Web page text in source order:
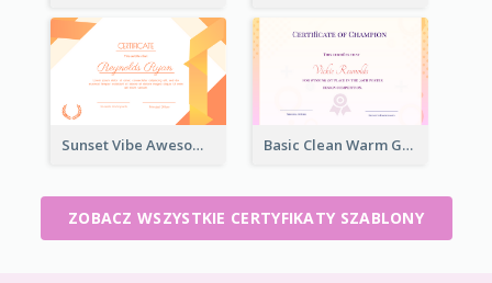
Sunset Vibe Awesome Graphic Certificate Design Basic Clean Warm Gradient Design Certificate Of Winner
ZOBACZ WSZYSTKIE CERTYFIKATY SZABLONY